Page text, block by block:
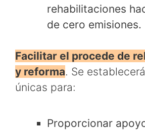
rehabilitaciones
de cero emisiones.
Facilitar el procede de
y reforma. Se
únicas para:
Proporcionar